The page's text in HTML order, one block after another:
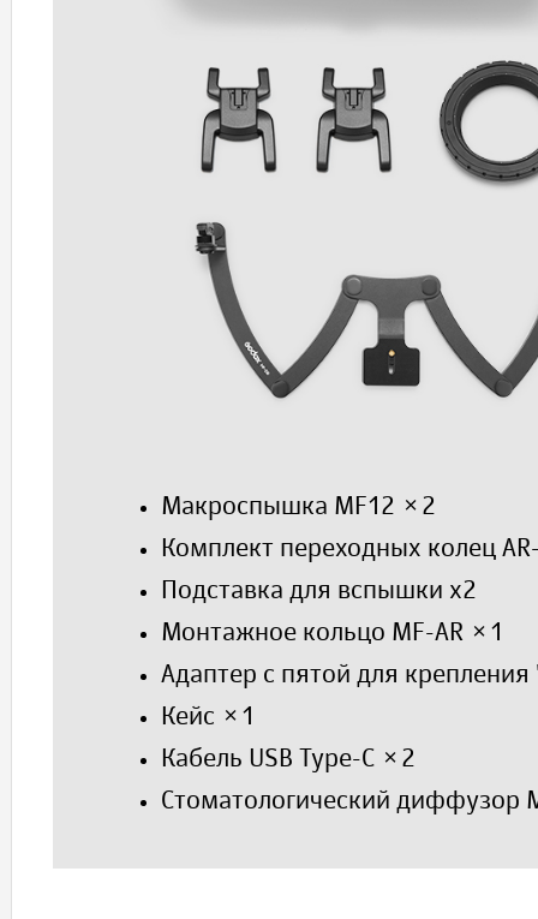
Макроспышка MF12 ×2
Комплект переходных колец
Подставка для вспышки x2
Монтажное кольцо MF-AR ×1
Адаптер с пятой для
Кейс ×1
Кабель USB Type-C ×2
Стоматологический диффузор